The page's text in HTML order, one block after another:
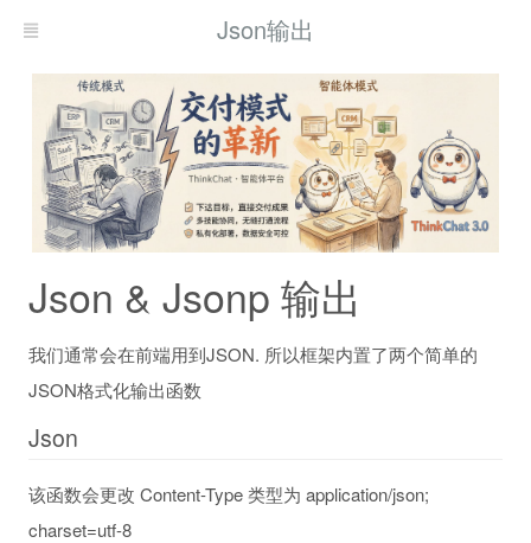
Json输出
Json & Jsonp 输出
我们通常会在前端用到JSON. 所以框架内置了两个简单的
JSON格式化输出函数
Json
该函数会更改 Content-Type 类型为 application/json;
charset=utf-8